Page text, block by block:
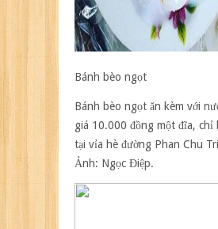
Bánh bèo ngọt
Bánh bèo ngọt ăn kèm với
giá 10.000 đồng một đĩa, chỉ
tại vỉa hè đường Phan Chu
Ảnh: Ngọc Điệp.